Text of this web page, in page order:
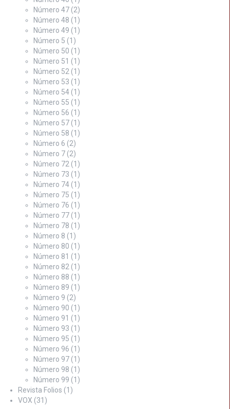
Número 47 (2)
Número 48 (1)
Número 49 (1)
Número 5 (1)
Número 50 (1)
Número 51 (1)
Número 52 (1)
Número 53 (1)
Número 54 (1)
Número 55 (1)
Número 56 (1)
Número 57 (1)
Número 58 (1)
Número 6 (2)
Número 7 (2)
Número 72 (1)
Número 73 (1)
Número 74 (1)
Número 75 (1)
Número 76 (1)
Número 77 (1)
Número 78 (1)
Número 8 (1)
Número 80 (1)
Número 81 (1)
Número 82 (1)
Número 88 (1)
Número 89 (1)
Número 9 (2)
Número 90 (1)
Número 91 (1)
Número 93 (1)
Número 95 (1)
Número 96 (1)
Número 97 (1)
Número 98 (1)
Número 99 (1)
Revista Folios (1)
VOX (31)